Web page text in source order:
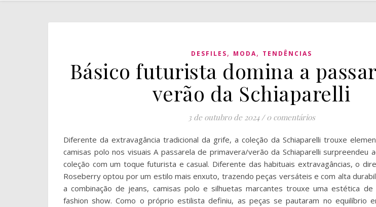
DESFILES, MODA, TENDÊNCIAS
Básico futurista domina a
verão da Schiaparelli
3 de outubro de 2024 / 0 comentários
Diferente da extravagância tradicional da grife, a coleção da Schiaparelli trouxe
camisas polo nos visuais A passarela de primavera/verão da Schiaparelli surpreendeu
coleção com um toque futurista e casual. Diferente das habituais extravagâncias, o
Roseberry optou por um estilo mais enxuto, trazendo peças versáteis e com alta
a combinação de jeans, camisas polo e silhuetas marcantes trouxe uma estética
fashion show. Como o próprio estilista definiu, as peças se pautaram no equilíbrio